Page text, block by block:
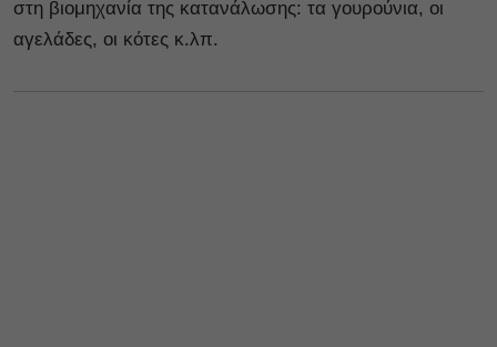
στη βιομηχανία της κατανάλωσης: τα γουρούνια, οι
αγελάδες, οι κότες κ.λπ.